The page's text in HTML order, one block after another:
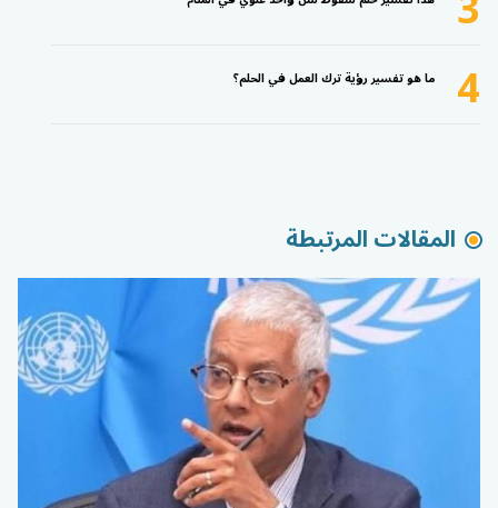
4 ما هو تفسير رؤية ترك العمل في الحلم؟
المقالات المرتبطة